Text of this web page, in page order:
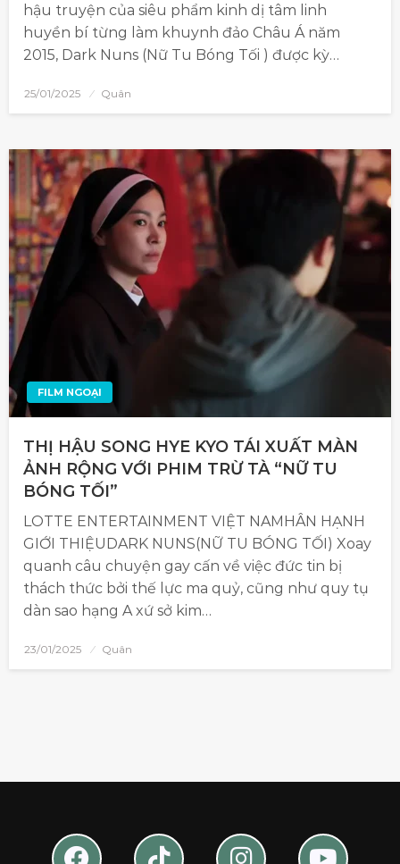
hậu truyện của siêu phẩm kinh dị tâm linh
huyền bí từng làm khuynh đảo Châu Á năm
2015, Dark Nuns (Nữ Tu Bóng Tối ) được kỳ…
25/01/2025 Quân
FILM NGOẠI
THỊ HẬU SONG HYE KYO TÁI XUẤT MÀN
ẢNH RỘNG VỚI PHIM TRỪ TÀ “NỮ TU
BÓNG TỐI”
LOTTE ENTERTAINMENT VIỆT NAMHÂN HẠNH
GIỚI THIỆUDARK NUNS(NỮ TU BÓNG TỐI) Xoay
quanh câu chuyện gay cấn về việc đức tin bị
thách thức bởi thế lực ma quỷ, cũng như quy tụ
dàn sao hạng A xứ sở kim…
23/01/2025 Quân